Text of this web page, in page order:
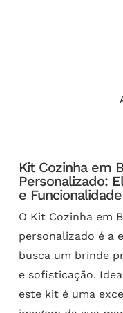
Kit Cozinha em
Personalizado:
e Funcionalidade
O Kit Cozinha em
personalizado é a
busca um brinde
e sofisticação.
este kit é uma